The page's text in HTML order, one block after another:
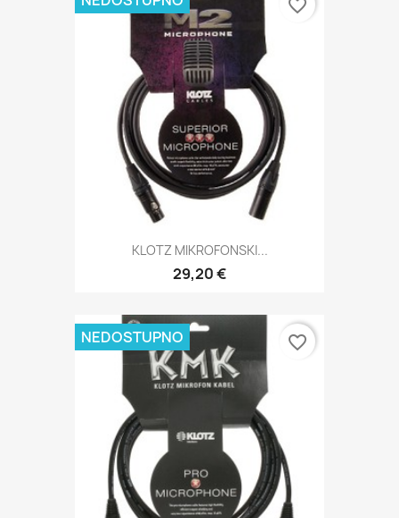
KLOTZ MIKROFONSKI...
29,20 €
favorite_border
NEDOSTUPNO favorite_border